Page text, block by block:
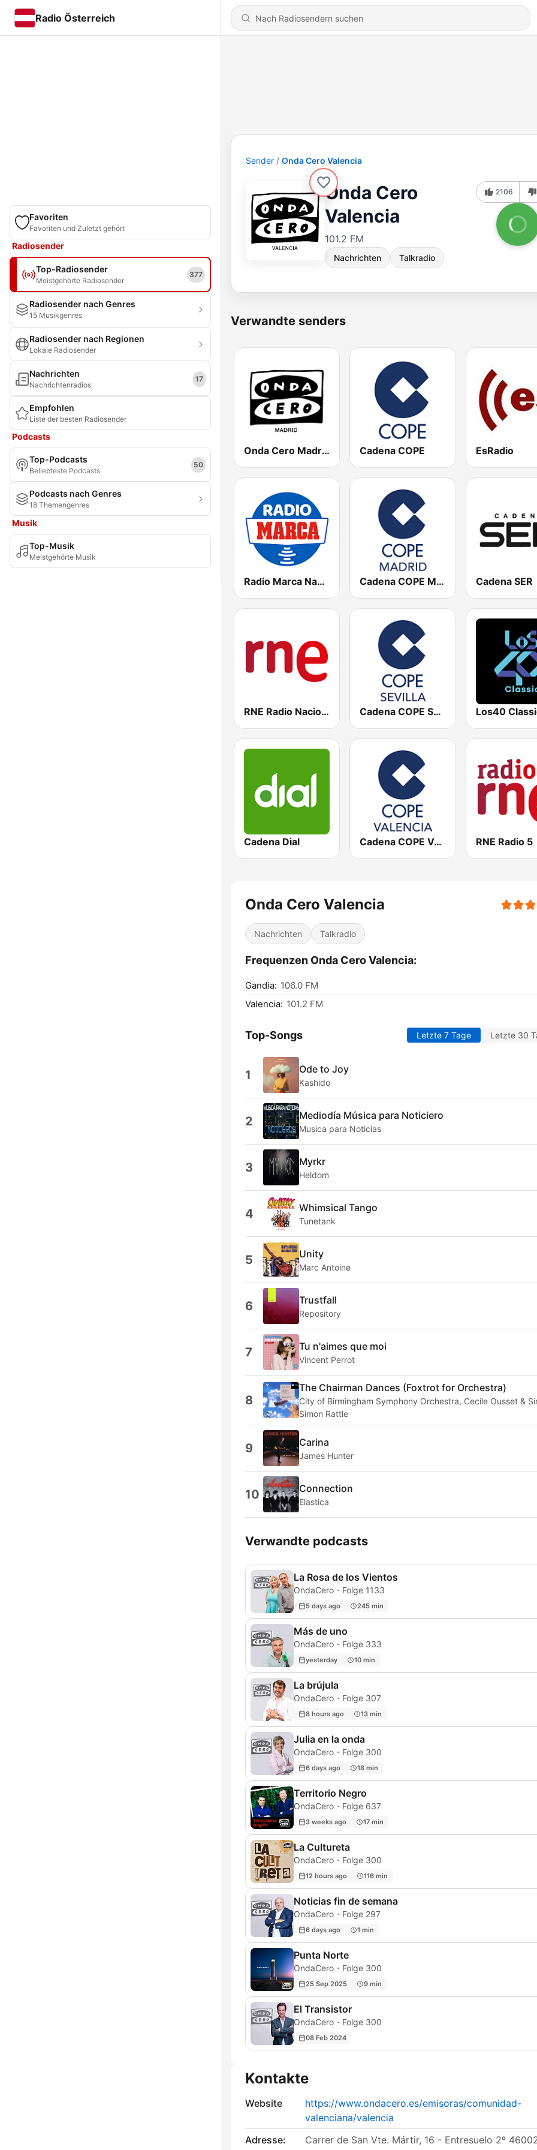
Radio Österreich
Favoriten
Favoriten und Zuletzt gehört
Radiosender
Top-Radiosender
Meistgehörte Radiosender
377
Radiosender nach Genres
15 Musikgenres
Radiosender nach Regionen
Lokale Radiosender
Nachrichten
Nachrichtenradios
17
Empfohlen
Liste der besten Radiosender
Podcasts
Top-Podcasts
Beliebteste Podcasts
50
Podcasts nach Genres
18 Themengenres
Musik
Top-Musik
Meistgehörte Musik
Sender Onda Cero Valencia
Onda Cero
Valencia
101.2 FM
Nachrichten Talkradio
2106
Verwandte senders
Onda Cero Madrid Cadena COPE EsRadio
Radio Marca Nacional Cadena COPE Madrid Cadena SER
RNE Radio Nacional Cadena COPE Sevilla Los40
Cadena Dial Cadena COPE Valencia RNE Radio 5
Onda Cero Valencia
Nachrichten Talkradio
Frequenzen Onda Cero Valencia:
Gandia: 106.0 FM
Valencia: 101.2 FM
Top-Songs Letzte 7 Tage Letzte 30
1 Ode to Joy
Kashido
2 Mediodía Música para Noticiero
Musica para Noticias
3 Myrkr
Heldom
4 Whimsical Tango
Tunetank
5 Unity
Marc Antoine
6 Trustfall
Repository
7 Tu n'aimes que moi
Vincent Perrot
8
The Chairman Dances (Foxtrot for Orchestra)
City of Birmingham Symphony Orchestra, Cecile Ousset &
Simon Rattle
9 Carina
James Hunter
10 Connection
Elastica
Verwandte podcasts
La Rosa de los Vientos
OndaCero - Folge 1133
5 days ago 245 min
Más de uno
OndaCero - Folge 333
yesterday 10 min
La brújula
OndaCero - Folge 307
8 hours ago 13 min
Julia en la onda
OndaCero - Folge 300
6 days ago 18 min
Territorio Negro
OndaCero - Folge 637
3 weeks ago 17 min
La Cultureta
OndaCero - Folge 300
12 hours ago 116 min
Noticias fin de semana
OndaCero - Folge 297
6 days ago 1 min
Punta Norte
OndaCero - Folge 300
25 Sep 2025 9 min
El Transistor
OndaCero - Folge 300
08 Feb 2024
Kontakte
Website
https://www.ondacero.es/emisoras/comunidad-
valenciana/valencia
Adresse:
Carrer de San Vte. Mártir, 16 - Entresuelo 2º